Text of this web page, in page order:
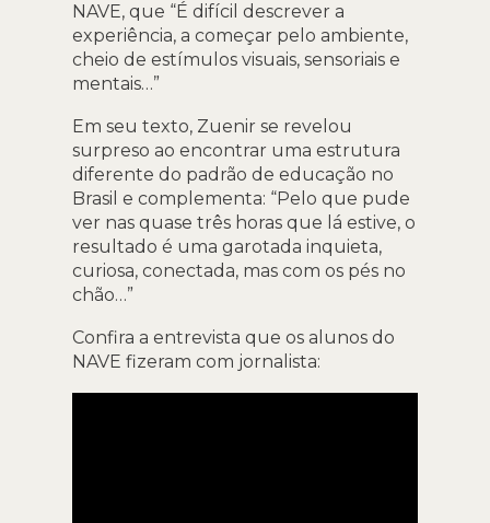
NAVE, que “É difícil descrever a
experiência, a começar pelo ambiente,
cheio de estímulos visuais, sensoriais e
mentais…”
Em seu texto, Zuenir se revelou
surpreso ao encontrar uma estrutura
diferente do padrão de educação no
Brasil e complementa: “Pelo que pude
ver nas quase três horas que lá estive, o
resultado é uma garotada inquieta,
curiosa, conectada, mas com os pés no
chão…”
Confira a entrevista que os alunos do
NAVE fizeram com jornalista: